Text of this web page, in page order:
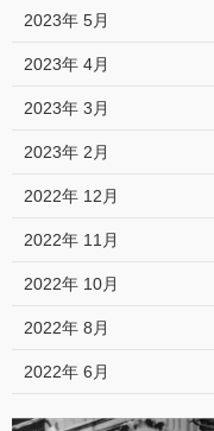
2023年 5月
2023年 4月
2023年 3月
2023年 2月
2022年 12月
2022年 11月
2022年 10月
2022年 8月
2022年 6月